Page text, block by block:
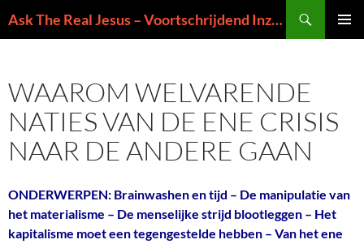
naar
Ask The Real Jesus – Voortschrijdend Inzicht in de Zin van het Leven
WAAROM WELVARENDE
NATIES VAN DE ENE CRISIS
NAAR DE ANDERE GAAN
ONDERWERPEN: Brainwashen en tijd – De manipulatie van
het materialisme – De menselijke strijd blootleggen – Het
kapitalisme moet een tegengestelde hebben – Van het ene